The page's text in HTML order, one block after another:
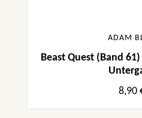
ADAM
Beast Quest (Band
8,90